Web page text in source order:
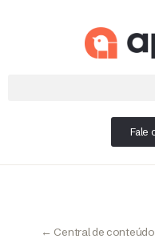
Fale
← Central de conteúdo